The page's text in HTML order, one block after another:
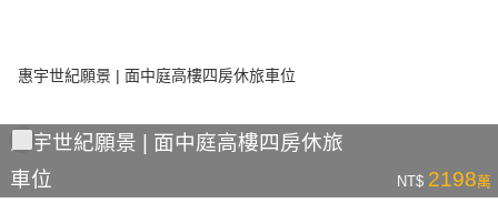
惠宇世紀願景 | 面中庭高樓四房休旅
車位
NT$ 2198萬